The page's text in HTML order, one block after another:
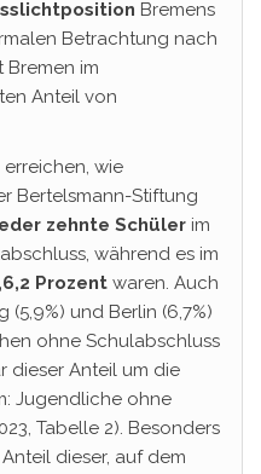
Bremens
Betrachtung nach
Bremen im
Anteil von
erreichen, wie
Bertelsmann-Stiftung
zehnte Schüler im
während es im
Prozent waren. Auch
und Berlin (6,7%)
ohne Schulabschluss
dieser Anteil um die
Jugendliche ohne
Tabelle 2). Besonders
dieser, auf dem